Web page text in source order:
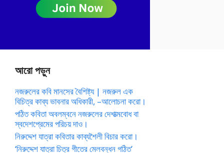
আরো পড়ুন
নজরুলের কবি মানসের বৈশিষ্ট্য | নজরুল এক
বিচিত্র কাব্য ভাবনার অধিকারী, –আলোচনা করো।
পঠিত কবিতা অবলম্বনে নজরুলের দেশাত্মবোধ বা
স্বদেশপ্রেমের পরিচয় দাও।
নিরুদ্দেশ যাত্রা কবিতার কাব্যশৈলী বিচার করো।
‘নিরুদ্দেশ যাত্রা চিত্র গীতের মেলবন্ধন গঠিত’